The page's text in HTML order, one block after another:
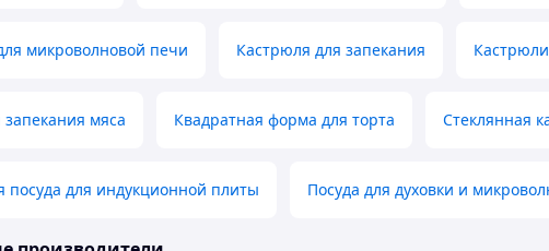
микроволновой печи Кастрюля для запекания
мяса Квадратная форма для торта Стеклянная
посуда для индукционной плиты Посуда для духовки и